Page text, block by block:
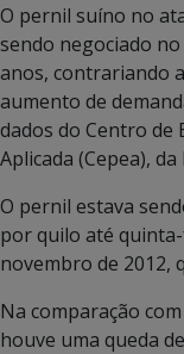
O pernil suíno no
sendo negociado
anos, contrariando
aumento de
dados do Centro de
Aplicada (Cepea), da
O pernil estava
por quilo até
novembro de 2012,
Na comparação
houve uma queda